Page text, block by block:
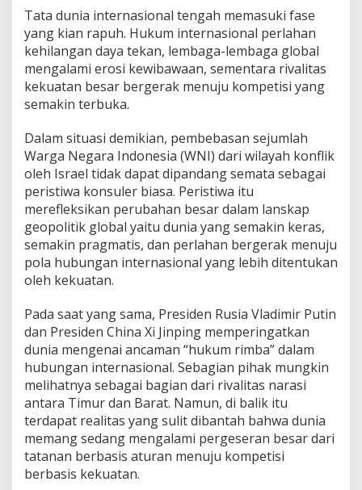
b
a
”
:
A
l
m
G
e
o
p
o
i
t
i
o
b
a
l
d
a
n
T
a
n
a
Tata dunia internasional tengah memasuki fase
yang kian rapuh. Hukum internasional perlahan
kehilangan daya tekan, lembaga-lembaga global
mengalami erosi kewibawaan, sementara rivalitas
kekuatan besar bergerak menuju kompetisi yang
semakin terbuka.
Dalam situasi demikian, pembebasan sejumlah
Warga Negara Indonesia (WNI) dari wilayah konflik
oleh Israel tidak dapat dipandang semata sebagai
peristiwa konsuler biasa. Peristiwa itu
merefleksikan perubahan besar dalam lanskap
geopolitik global yaitu dunia yang semakin keras,
semakin pragmatis, dan perlahan bergerak menuju
pola hubungan internasional yang lebih ditentukan
oleh kekuatan.
Pada saat yang sama, Presiden Rusia Vladimir Putin
dan Presiden China Xi Jinping memperingatkan
dunia mengenai ancaman “hukum rimba” dalam
hubungan internasional. Sebagian pihak mungkin
melihatnya sebagai bagian dari rivalitas narasi
antara Timur dan Barat. Namun, di balik itu
terdapat realitas yang sulit dibantah bahwa dunia
memang sedang mengalami pergeseran besar dari
tatanan berbasis aturan menuju kompetisi
berbasis kekuatan.